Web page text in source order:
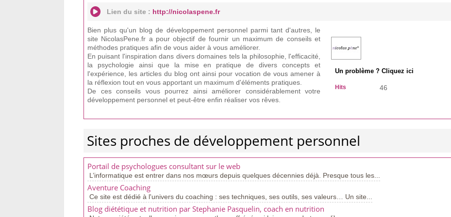
Lien du site : http://nicolaspene.fr
Bien plus qu'un blog de développement personnel parmi tant d'autres, le
site NicolasPene.fr a pour objectif de fournir un maximum de conseils et
méthodes pratiques afin de vous aider à vous améliorer.
En puisant l'inspiration dans divers domaines tels la philosophie, l'efficacité,
la psychologie ainsi que la mise en pratique de divers concepts et
l'expérience, les articles du blog ont ainsi pour vocation de vous amener à
la réflexion tout en vous apportant un maximum d'éléments pratiques.
De ces conseils vous pourrez ainsi améliorer considérablement votre
développement personnel et peut-être enfin réaliser vos rêves.
Un problème ? Cliquez ici
Hits 46
Sites proches de développement personnel
Portail de psychologues consultant sur le web
L’informatique est entrer dans nos mœurs depuis quelques décennies déjà. Presque tous les...
Aventure Coaching
Ce site est dédié à l'univers du coaching : ses techniques, ses outils, ses valeurs… Un site...
Blog diététique et nutrition par Stephanie Pasquelin, coach en nutrition